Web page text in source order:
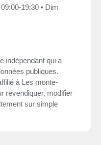
19:30 • Dim
indépendant qui a
publiques.
à Les monte-
revendiquer, modifier
sur simple